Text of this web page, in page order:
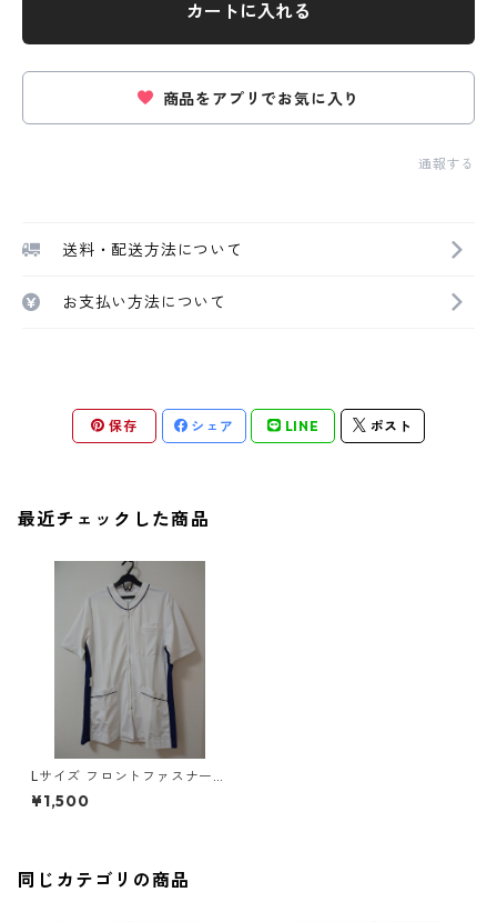
カートに入れる
商品をアプリでお気に入り
通報する
送料・配送方法について
お支払い方法について
保存 シェア LINE ポスト
最近チェックした商品
Lサイズ フロントファスナー
サイド配色 スクラブ ホワイト
×ブルー ◆KIY-1119◆
¥1,500
同じカテゴリの商品